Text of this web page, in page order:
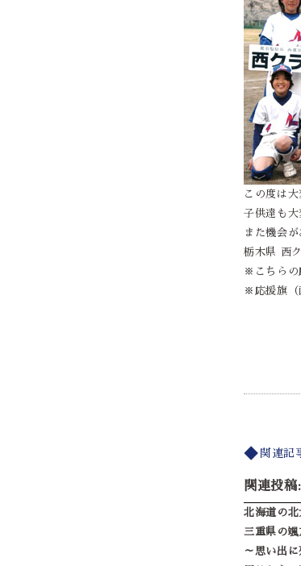
この度は大
子供達も大
また機会
栃木県 西
※こちらの
※応援旗（
関連記
関連投稿:
北海道の
三重県の
～思い出